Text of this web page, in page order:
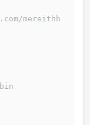
mereithh